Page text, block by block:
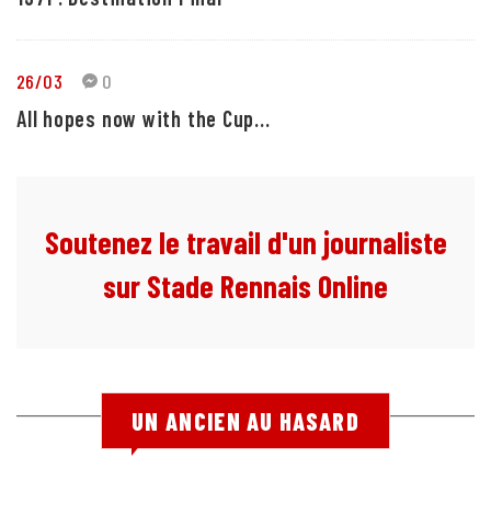
26/03 0
All hopes now with the Cup...
Soutenez le travail d'un journaliste
sur Stade Rennais Online
UN ANCIEN AU HASARD